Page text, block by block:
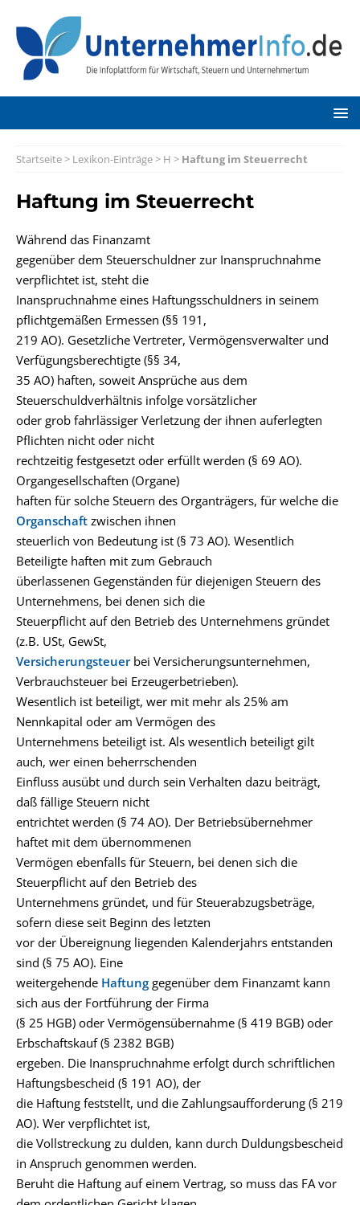
Startseite> Lexikon-Einträge> H > Haftung im Steuerrecht
Haftung im Steuerrecht
Während das Finanzamt
gegenüber dem Steuerschuldner zur Inanspruchnahme
verpflichtet ist, steht die
Inanspruchnahme eines Haftungsschuldners in seinem
pflichtgemäßen Ermessen (§§ 191,
219 AO). Gesetzliche Vertreter, Vermögensverwalter und
Verfügungsberechtigte (§§ 34,
35 AO) haften, soweit Ansprüche aus dem
Steuerschuldverhältnis infolge vorsätzlicher
oder grob fahrlässiger Verletzung der ihnen auferlegten
Pflichten nicht oder nicht
rechtzeitig festgesetzt oder erfüllt werden (§ 69 AO).
Organgesellschaften (Organe)
haften für solche Steuern des Organträgers, für welche die
Organschaft zwischen ihnen
steuerlich von Bedeutung ist (§ 73 AO). Wesentlich
Beteiligte haften mit zum Gebrauch
überlassenen Gegenständen für diejenigen Steuern des
Unternehmens, bei denen sich die
Steuerpflicht auf den Betrieb des Unternehmens gründet
(z.B. USt, GewSt,
Versicherungsteuerbei Versicherungsunternehmen,
Verbrauchsteuer bei Erzeugerbetrieben).
Wesentlich ist beteiligt, wer mit mehr als 25% am
Nennkapital oder am Vermögen des
Unternehmens beteiligt ist. Als wesentlich beteiligt gilt
auch, wer einen beherrschenden
Einfluss ausübt und durch sein Verhalten dazu beiträgt,
daß fällige Steuern nicht
entrichtet werden (§ 74 AO). Der Betriebsübernehmer
haftet mit dem übernommenen
Vermögen ebenfalls für Steuern, bei denen sich die
Steuerpflicht auf den Betrieb des
Unternehmens gründet, und für Steuerabzugsbeträge,
sofern diese seit Beginn des letzten
vor der Übereignung liegenden Kalenderjahrs entstanden
sind (§ 75 AO). Eine
weitergehende Haftung gegenüber dem Finanzamt kann
sich aus der Fortführung der Firma
(§ 25 HGB) oder Vermögensübernahme (§ 419 BGB) oder
Erbschaftskauf (§ 2382 BGB)
ergeben. Die Inanspruchnahme erfolgt durch schriftlichen
Haftungsbescheid (§ 191 AO), der
die Haftung feststellt, und die Zahlungsaufforderung (§ 219
AO). Wer verpflichtet ist,
die Vollstreckung zu dulden, kann durch Duldungsbescheid
in Anspruch genommen werden.
Beruht die Haftung auf einem Vertrag, so muss das FA vor